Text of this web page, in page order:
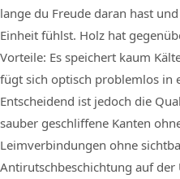
lange du Freude daran hast
Einheit fühlst. Holz hat
Vorteile: Es speichert kaum
fügt sich optisch problemlos in
Entscheidend ist jedoch die
sauber geschliffene Kanten
Leimverbindungen ohne
Antirutschbeschichtung auf der